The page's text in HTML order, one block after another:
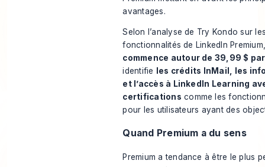
Selon
l’analyse de Try Kondo sur
fonctionnalités de LinkedIn Premium
commence autour de 39,99 $
identifie
les crédits InMail, les
et l’accès à LinkedIn Learning
certifications comme les
pour les utilisateurs ayant des
Quand Premium a du sens
Premium a tendance à être le plus